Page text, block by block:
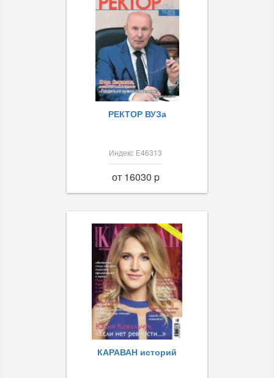
РЕКТОР ВУЗа
Индекс Е46313
от 16030 p
КАРАВАН историй